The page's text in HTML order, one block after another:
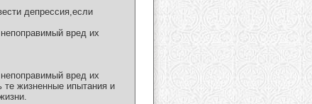
депрессия,если
вред их
вред их
жизненные ипытания и